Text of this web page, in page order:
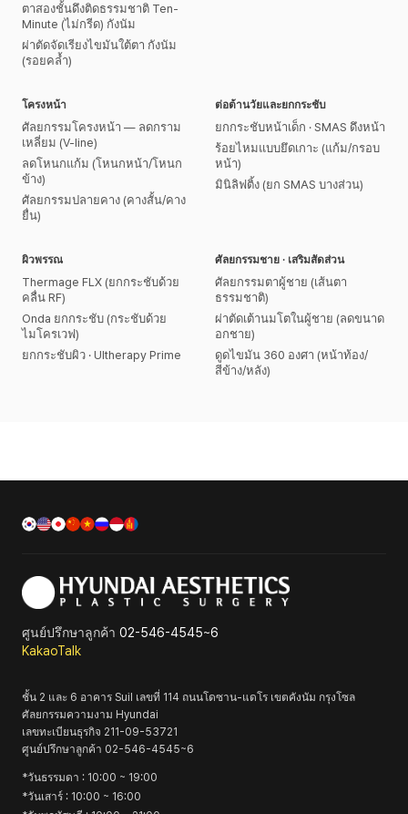
ตาสองชั้นดึงติดธรรมชาติ Ten-
Minute (ไม่กรีด) กังนัม
ผ่าตัดจัดเรียงไขมันใต้ตา กังนัม
(รอยคล้ำ)
โครงหน้า
ศัลยกรรมโครงหน้า — ลดกราม
เหลี่ยม (V-line)
ลดโหนกแก้ม (โหนกหน้า/โหนก
ข้าง)
ศัลยกรรมปลายคาง (คางสั้น/คาง
ยื่น)
ต่อต้านวัยและยกกระชับ
ยกกระชับหน้าเด็ก · SMAS ดึงหน้า
ร้อยไหมแบบยึดเกาะ (แก้ม/กรอบ
หน้า)
มินิลิฟติ้ง (ยก SMAS บางส่วน)
ผิวพรรณ
Thermage FLX (ยกกระชับด้วย
คลื่น RF)
Onda ยกกระชับ (กระชับด้วย
ไมโครเวฟ)
ยกกระชับผิว · Ultherapy Prime
ศัลยกรรมชาย · เสริมสัดส่วน
ศัลยกรรมตาผู้ชาย (เส้นตา
ธรรมชาติ)
ผ่าตัดเต้านมโตในผู้ชาย (ลดขนาด
อกชาย)
ดูดไขมัน 360 องศา (หน้าท้อง/
สีข้าง/หลัง)
ศูนย์ปรึกษาลูกค้า 02-546-4545~6
KakaoTalk
ชั้น 2 และ 6 อาคาร Suil เลขที่ 114 ถนนโดซาน-แดโร เขตคังนัม กรุงโซล
ศัลยกรรมความงาม Hyundai
เลขทะเบียนธุรกิจ 211-09-53721
ศูนย์ปรึกษาลูกค้า 02-546-4545~6
*วันธรรมดา : 10:00 ~ 19:00
*วันเสาร์ : 10:00 ~ 16:00